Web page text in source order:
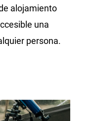
alojamiento
una
persona.